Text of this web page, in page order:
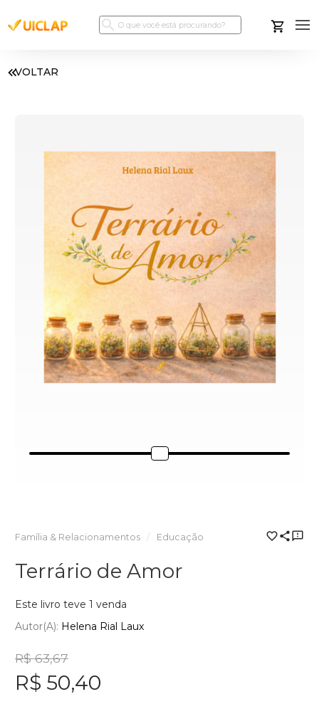
VOLTAR
Família & Relacionamentos Educação
Terrário de Amor
Este livro teve 1 venda
Autor(a): Helena Rial Laux
R$ 63,67
R$ 50,40